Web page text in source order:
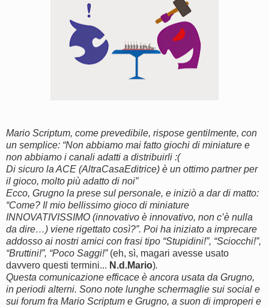
Mario Scriptum, come prevedibile, rispose gentilmente, con
un semplice: “Non abbiamo mai fatto giochi di miniature e
non abbiamo i canali adatti a distribuirli :(
Di sicuro la ACE (AltraCasaEditrice) è un ottimo partner per
il gioco, molto più adatto di noi”
Ecco, Grugno la prese sul personale, e iniziò a dar di matto:
“Come? Il mio bellissimo gioco di miniature
INNOVATIVISSIMO (innovativo è innovativo, non c’è nulla
da dire…) viene rigettato così?”. Poi ha iniziato a imprecare
addosso ai nostri amici con frasi tipo “Stupidini!”, “Sciocchi!”,
“Bruttini!”, “Poco Saggi!” (eh, sì, magari avesse usato
davvero questi termini... N.d.Mario).
Questa comunicazione efficace è ancora usata da Grugno,
in periodi alterni. Sono note lunghe schermaglie sui social e
sui forum fra Mario Scriptum e Grugno, a suon di improperi e